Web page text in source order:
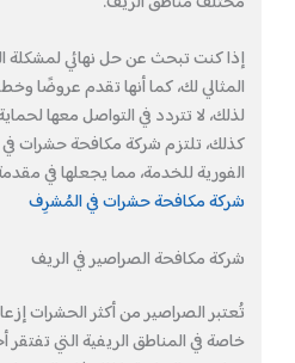
إذا كنت تبحث عن حل نهائي لمشكلة
المثالي لك، كما أنها تقدم عروضًا
لذلك، لا تتردد في التواصل معها
كذلك، تلتزم شركة مكافحة حشرات في
الفورية للخدمة، مما يجعلها في
شركة مكافحة حشرات في المُشرِف
شركة مكافحة الصراصير في الريف
تُعتبر الصراصير من أكثر الحشرات
خاصة في المناطق الريفية التي